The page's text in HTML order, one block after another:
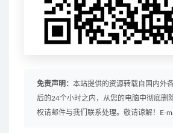
免责声明： 本站提供的资源转载自国内外
后的24个小时之内，从您的电脑中彻底删
权请邮件与我们联系处理。敬请谅解！E-